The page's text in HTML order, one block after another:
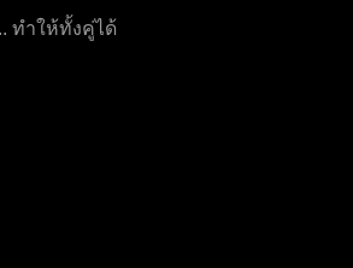
ทำให้ทั้งคู่ได้